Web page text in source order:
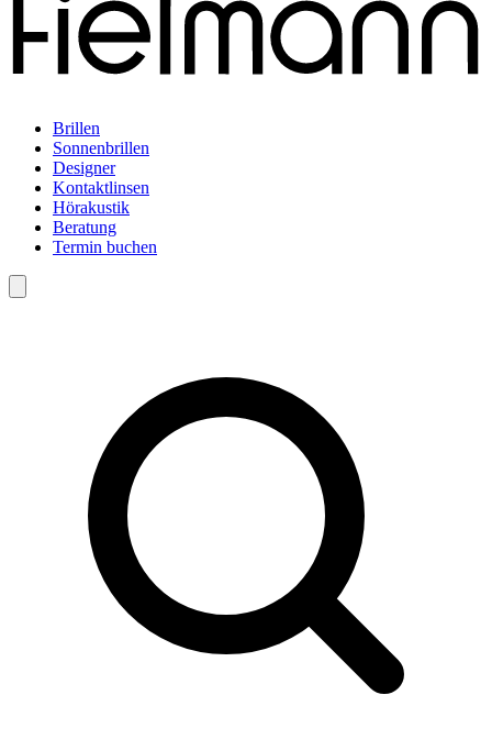
Brillen
Sonnenbrillen
Designer
Kontaktlinsen
Hörakustik
Beratung
Termin buchen